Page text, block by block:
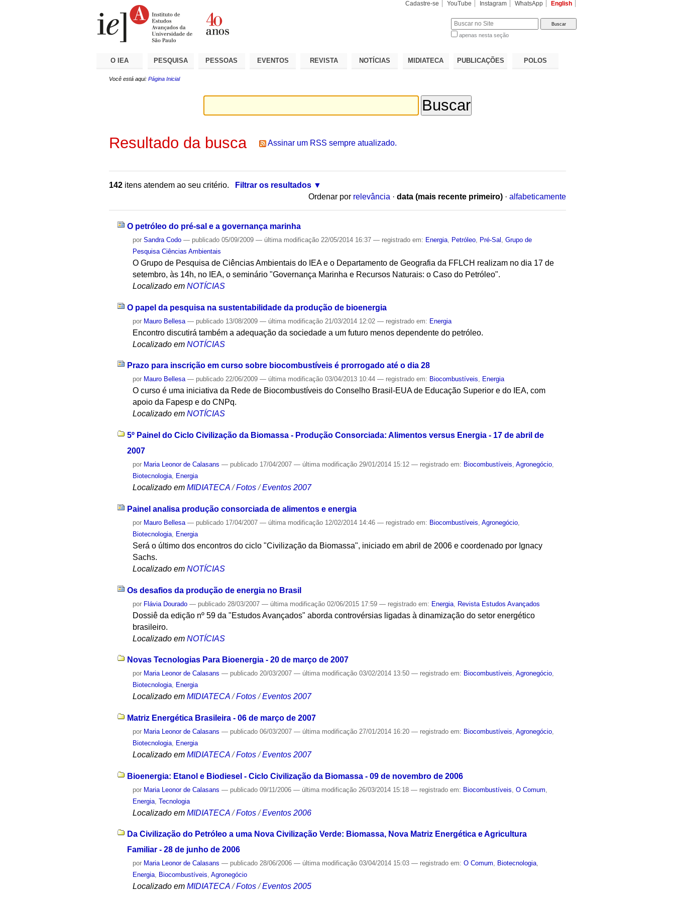
Cadastre-se YouTube Instagram WhatsApp English
apenas nesta seção
O IEA PESQUISA PESSOAS EVENTOS REVISTA NOTÍCIAS MIDIATECA PUBLICAÇÕES POLOS
Você está aqui: Página Inicial
Resultado da busca Assinar um RSS sempre atualizado.
142 itens atendem ao seu critério.
Filtrar os resultados
Ordenar por relevância · data (mais recente primeiro) · alfabeticamente
O petróleo do pré-sal e a governança marinha
porSandra Codo — publicado 05/09/2009— última modificação 22/05/2014 16:37— registrado em: Energia Petróleo Pré-Sal ,Grupo de
Pesquisa Ciências Ambientais
O Grupo de Pesquisa de Ciências Ambientais do IEA e o Departamento de Geografia da FFLCH realizam no dia 17 de
setembro, às 14h, no IEA, o seminário "Governança Marinha e Recursos Naturais: o Caso do Petróleo".
Localizado em NOTÍCIAS
O papel da pesquisa na sustentabilidade da produção de bioenergia
por Mauro Bellesa — publicado 13/08/2009— última modificação 21/03/2014 12:02— registrado em: Energia
Encontro discutirá também a adequação da sociedade a um futuro menos dependente do petróleo.
Localizado em NOTÍCIAS
Prazo para inscrição em curso sobre biocombustíveis é prorrogado até o dia 28
por Mauro Bellesa — publicado 22/06/2009— última modificação 03/04/2013 10:44— registrado em: Biocombustíveis, Energia
O curso é uma iniciativa da Rede de Biocombustíveis do Conselho Brasil-EUA de Educação Superior e do IEA, com
apoio da Fapesp e do CNPq.
Localizado em NOTÍCIAS
5º Painel do Ciclo Civilização da Biomassa - Produção Consorciada: Alimentos versus Energia - 17 de abril de
2007
por Maria Leonor de Calasans — publicado 17/04/2007— última modificação 29/01/2014 15:12— registrado em: Biocombustíveis,Agronegócio,
Biotecnologia, Energia
Localizado em MIDIATECA /Fotos /Eventos 2007
Painel analisa produção consorciada de alimentos e energia
por Mauro Bellesa — publicado 17/04/2007— última modificação 12/02/2014 14:46— registrado em: Biocombustíveis ,Agronegócio
Biotecnologia
Energia
Será o último dos encontros do ciclo "Civilização da Biomassa", iniciado em abril de 2006 e coordenado por Ignacy
Sachs.
Localizado em NOTÍCIAS
Os desafios da produção de energia no Brasil
por Flávia Dourado — publicado 28/03/2007— última modificação 02/06/2015 17:59— registrado em: Energia Revista Estudos Avançados
Dossiê da edição nº 59 da "Estudos Avançados" aborda controvérsias ligadas à dinamização do setor energético
brasileiro.
Localizado em NOTÍCIAS
Novas Tecnologias Para Bioenergia - 20 de março de 2007
por Maria Leonor de Calasans — publicado 20/03/2007— última modificação 03/02/2014 13:50— registrado em: Biocombustíveis,Agronegócio,
Biotecnologia, Energia
Localizado em MIDIATECA /Fotos /Eventos 2007
Matriz Energética Brasileira - 06 de março de 2007
por Maria Leonor de Calasans — publicado 06/03/2007— última modificação 27/01/2014 16:20— registrado em: Biocombustíveis ,Agronegócio
Biotecnologia
Energia
Localizado em MIDIATECA /Fotos /Eventos 2007
Bioenergia: Etanol e Biodiesel - Ciclo Civilização da Biomassa - 09 de novembro de 2006
por Maria Leonor de Calasans — publicado 09/11/2006— última modificação 26/03/2014 15:18— registrado em: Biocombustíveis ,O Comum
Energia ,Tecnologia
Localizado em MIDIATECA /Fotos /Eventos 2006
Da Civilização do Petróleo a uma Nova Civilização Verde: Biomassa, Nova Matriz Energética e Agricultura
Familiar - 28 de junho de 2006
por Maria Leonor de Calasans — publicado 28/06/2006— última modificação 03/04/2014 15:03— registrado em:O Comum, Biotecnologia,
Energia, Biocombustíveis,Agronegócio
Localizado em MIDIATECA /Fotos /Eventos 2005